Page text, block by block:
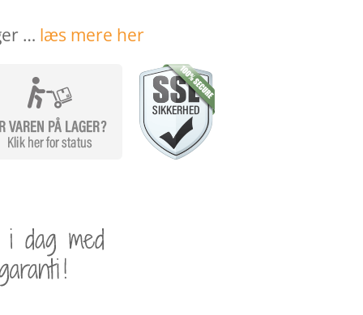
… læs mere her